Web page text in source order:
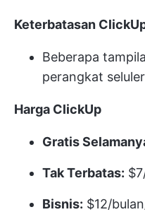
Keterbatasan
Beberapa
perangkat
Harga ClickUp
Gratis
Tak Terbatas:
Bisnis: $12/